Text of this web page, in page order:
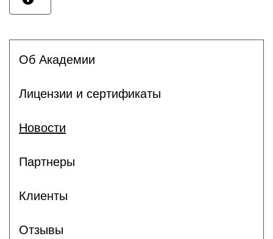
Об Академии
Лицензии и сертификаты
Новости
Партнеры
Клиенты
Отзывы